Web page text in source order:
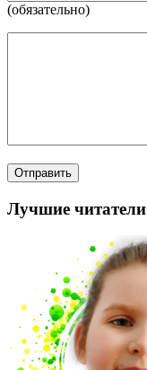
(обязательно)
Лучшие читатели